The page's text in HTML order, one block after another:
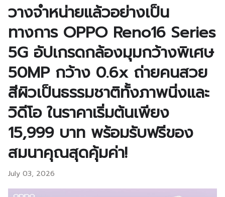
วางจำหน่ายแล้วอย่างเป็น
ทางการ OPPO Reno16 Series
5G อัปเกรดกล้องมุมกว้างพิเศษ
50MP กว้าง 0.6x ถ่ายคนสวย
สีผิวเป็นธรรมชาติทั้งภาพนิ่งและ
วิดีโอ ในราคาเริ่มต้นเพียง
15,999 บาท พร้อมรับฟรีของ
สมนาคุณสุดคุ้มค่า!
July 03, 2026